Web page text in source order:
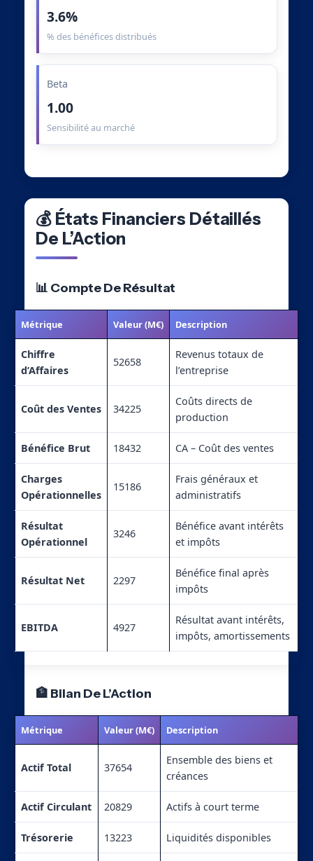
3.6%
% des bénéfices distribués
Beta
1.00
Sensibilité au marché
💰 États Financiers Détaillés
De L’Action
📊 Compte De Résultat
Métrique Valeur (M€) Description
Chiffre
d’Affaires
52658
Revenus totaux de
l’entreprise
Coût des Ventes 34225
Coûts directs de
production
Bénéfice Brut 18432 CA – Coût des ventes
Charges
Opérationnelles
15186
Frais généraux et
administratifs
Résultat
Opérationnel
3246
Bénéfice avant intérêts
et impôts
Résultat Net 2297
Bénéfice final après
impôts
EBITDA 4927
Résultat avant intérêts,
impôts, amortissements
🏦 Bilan De L’Action
Métrique Valeur (M€) Description
Actif Total 37654
Ensemble des biens et
créances
Actif Circulant 20829 Actifs à court terme
Trésorerie 13223 Liquidités disponibles